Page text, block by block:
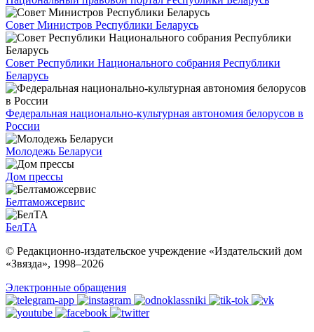
Совет Министров Республики Беларусь
Совет Республики Национального собрания Республики
Беларусь
Федеральная национально-культурная автономия белорусов в
России
Молодежь Беларуси
Дом прессы
Белтаможсервис
БелТА
© Редакционно-издательское учреждение «Издательский дом
«Звязда», 1998–2026
Электронные обращения